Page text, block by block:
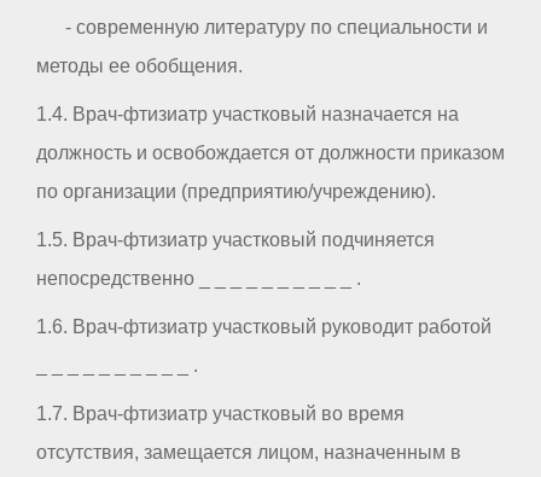
- современную литературу по специальности и
методы ее обобщения.
1.4. Врач-фтизиатр участковый назначается на
должность и освобождается от должности приказом
по организации (предприятию/учреждению).
1.5. Врач-фтизиатр участковый подчиняется
непосредственно _ _ _ _ _ _ _ _ _ _ .
1.6. Врач-фтизиатр участковый руководит работой
_ _ _ _ _ _ _ _ _ _ .
1.7. Врач-фтизиатр участковый во время
отсутствия, замещается лицом, назначенным в